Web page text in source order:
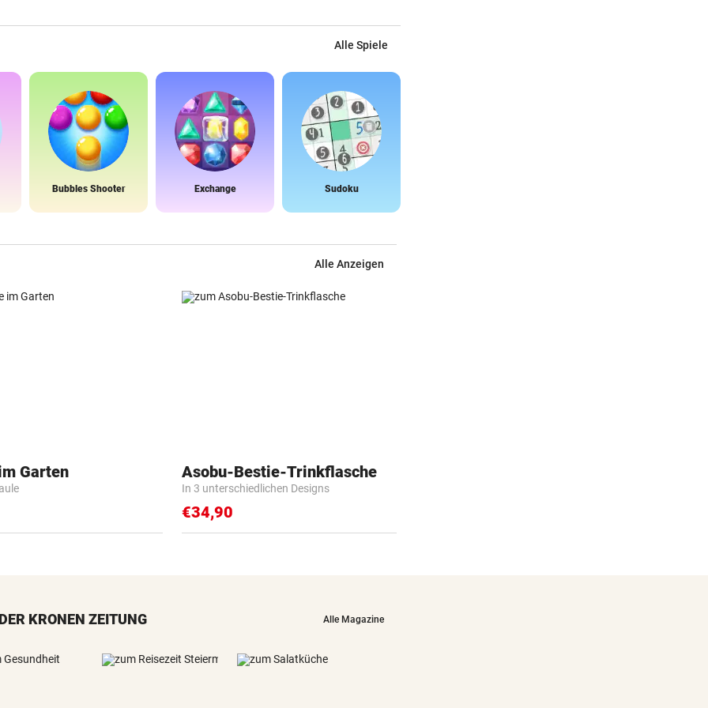
Alle Spiele
Bubbles Shooter Exchange Sudoku
Alle Anzeigen
Garten Asobu-Bestie-Trinkflasche
In 3 unterschiedlichen Designs
€34,90
KRONEN ZEITUNG Alle Magazine